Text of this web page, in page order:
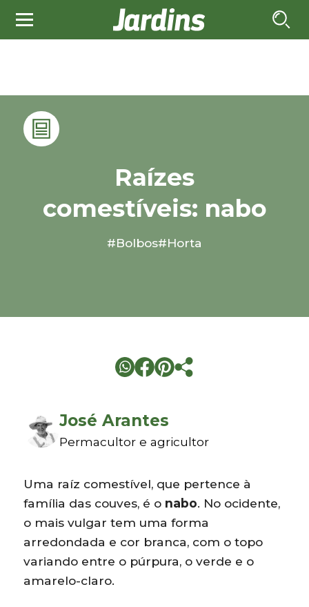
Raízes
comestíveis: nabo
#Bolbos#Horta
José Arantes
Permacultor e agricultor
Uma raíz comestível, que pertence à
família das couves, é o nabo. No ocidente,
o mais vulgar tem uma forma
arredondada e cor branca, com o topo
variando entre o púrpura, o verde e o
amarelo-claro.